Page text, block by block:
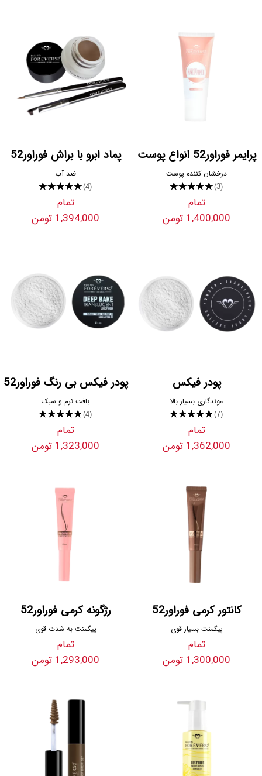
پرایمر فوراور52 انواع پوست
درخشان کننده پوست
★★★★★(3)
تمام
1,400,000 تومن
پماد ابرو با براش فوراور52
ضد آب
★★★★★(4)
تمام
1,394,000 تومن
پودر فیکس
موندگاری بسیار بالا
★★★★★(7)
تمام
1,362,000 تومن
پودر فیکس بی رنگ فوراور52
بافت نرم و سبک
★★★★★(4)
تمام
1,323,000 تومن
کانتور کرمی فوراور52
پیگمنت بسیار قوی
تمام
1,300,000 تومن
رژگونه کرمی فوراور52
پیگمنت به شدت قوی
تمام
1,293,000 تومن